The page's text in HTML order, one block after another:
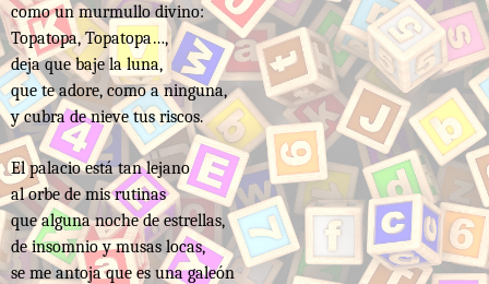
como un murmullo divino:
Topatopa, Topatopa…,
deja que baje la luna,
que te adore, como a ninguna,
y cubra de nieve tus riscos.
El palacio está tan lejano
al orbe de mis rutinas
que alguna noche de estrellas,
de insomnio y musas locas,
se me antoja que es una galeón